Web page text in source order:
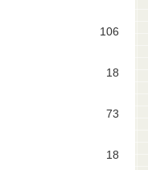
106
18
73
18